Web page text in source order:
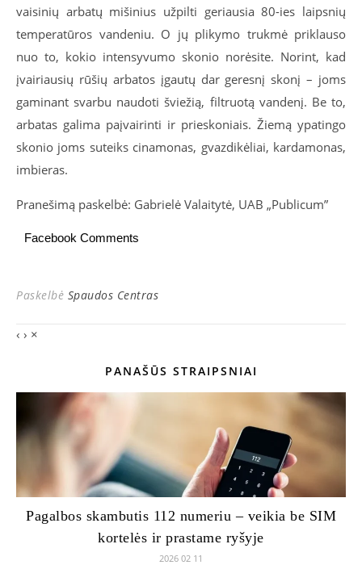
vaisinių arbatų mišinius užpilti geriausia 80-ies laipsnių
temperatūros vandeniu. O jų plikymo trukmė priklauso
nuo to, kokio intensyvumo skonio norėsite. Norint, kad
įvairiausių rūšių arbatos įgautų dar geresnį skonį – joms
gaminant svarbu naudoti šviežią, filtruotą vandenį. Be to,
arbatas galima paįvairinti ir prieskoniais. Žiemą ypatingo
skonio joms suteiks cinamonas, gvazdikėliai, kardamonas,
imbieras.
Pranešimą paskelbė: Gabrielė Valaitytė, UAB „Publicum”
Facebook Comments
Paskelbė Spaudos Centras
‹ › ×
PANAŠŪS STRAIPSNIAI
Pagalbos skambutis 112 numeriu – veikia be SIM
kortelės ir prastame ryšyje
2026 02 11